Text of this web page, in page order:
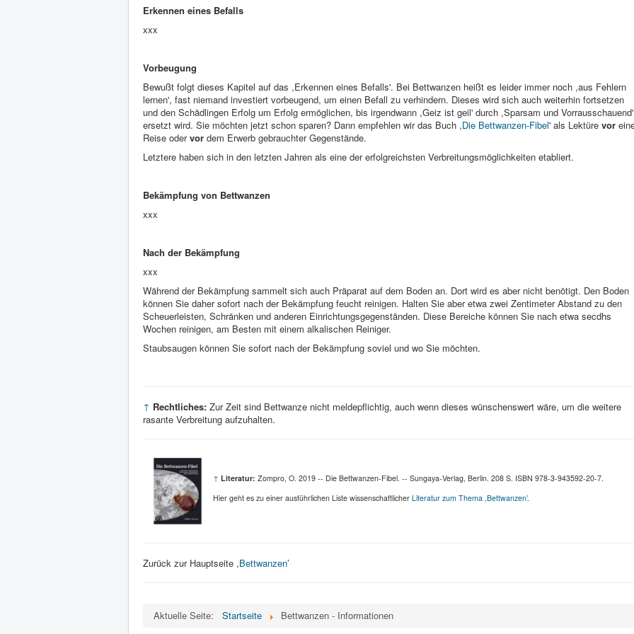
Erkennen eines Befalls
xxx
Vorbeugung
Bewußt folgt dieses Kapitel auf das ,Erkennen eines Befalls'. Bei Bettwanzen heißt es leider immer noch ,aus Fehlern
lernen', fast niemand investiert vorbeugend, um einen Befall zu verhindern. Dieses wird sich auch weiterhin fortsetzen
und den Schädlingen Erfolg um Erfolg ermöglichen, bis irgendwann ,Geiz ist geil' durch ,Sparsam und Vorrausschauend'
ersetzt wird. Sie möchten jetzt schon sparen? Dann empfehlen wir das Buch ,Die Bettwanzen-Fibel' als Lektüre vor
Reise odervor dem Erwerb gebrauchter Gegenstände.
Letztere haben sich in den letzten Jahren als eine der erfolgreichsten Verbreitungsmöglichkeiten etabliert.
Bekämpfung von Bettwanzen
xxx
Nach der Bekämpfung
xxx
Während der Bekämpfung sammelt sich auch Präparat auf dem Boden an. Dort wird es aber nicht benötigt. Den Boden
können Sie daher sofort nach der Bekämpfung feucht reinigen. Halten Sie aber etwa zwei Zentimeter Abstand zu den
Scheuerleisten, Schränken und anderen Einrichtungsgegenständen. Diese Bereiche können Sie nach etwa secdhs
Wochen reinigen, am Besten mit einem alkalischen Reiniger.
Staubsaugen können Sie sofort nach der Bekämpfung soviel und wo Sie möchten.
↑ Rechtliches: Zur Zeit sind Bettwanze nicht meldepflichtig, auch wenn dieses wünschenswert wäre, um die weitere
rasante Verbreitung aufzuhalten.
↑ Literatur: Zompro, O. 2019 -- Die Bettwanzen-Fibel. -- Sungaya-Verlag, Berlin. 208 S. ISBN 978-3-943592-20-7.
Hier geht es zu einer ausführlichen Liste wissenschaftlicher Literatur zum Thema ,Bettwanzen’.
Zurück zur Hauptseite ,Bettwanzen’
Aktuelle Seite: Startseite Bettwanzen - Informationen